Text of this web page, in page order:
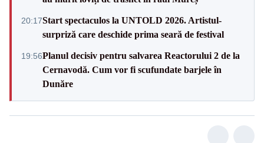
20:17Start spectaculos la UNTOLD 2026. Artistul-
surpriză care deschide prima seară de festival
19:56Planul decisiv pentru salvarea Reactorului 2 de la
Cernavodă. Cum vor fi scufundate barjele în
Dunăre